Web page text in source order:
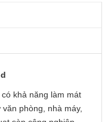
, có khả năng làm mát
phòng, nhà máy,